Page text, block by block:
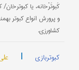
کَبوتَرْخانه، یا
کشاورزی.
کبوتربازی |